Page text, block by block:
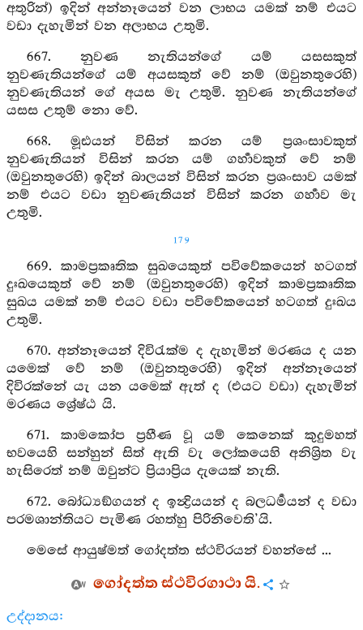
අතුරින්) ඉදින් අන්නෑයෙන් වන ලාභය යමක් නම් එයට
වඩා දැහැමින් වන අලාභය උතුමි.
667. නුවණ නැතියන්ගේ යම් යසසකුත්
නුවණැතියන්ගේ යම් අයසකුත් වේ නම් (ඔවුනතුරෙහි)
නුවණැතියන් ගේ අයස මැ උතුමි. නුවණ නැතියන්ගේ
යසස උතුම් නො වේ.
668. මූඪයන් විසින් කරන යම් ප්‍රශංසාවකුත්
නුවණැතියන් විසින් කරන යම් ගර්‍හාවකුත් වේ නම්
(ඔවුනතුරෙහි) ඉදින් බාලයන් විසින් කරන ප්‍රශංසාව යමක්
නම් එයට වඩා නුවණැතියන් විසින් කරන ගර්‍හාව මැ
උතුමි.
179
669. කාමප්‍රකෘතික සුඛයෙකුත් පවිවේකයෙන් හටගත්
දුඃඛයෙකුත් වේ නම් (ඔවුනතුරෙහි) ඉදින් කාමප්‍රකෘතික
සුඛය යමක් නම් එයට වඩා පවිවේකයෙන් හටගත් දුඃඛය
උතුමි.
670. අන්නෑයෙන් දිවිරැක්ම ද දැහැමින් මරණය ද යන
යමෙක් වේ නම් (ඔවුනතුරෙහි) ඉදින් අන්නෑයෙන්
දිවිරක්නේ යැ යන යමෙක් ඇත් ද (එයට වඩා) දැහැමින්
මරණය ශ්‍රේෂ්ඨ යි.
671. කාමකෝප ප්‍රහීණ වූ යම් කෙනෙක් කුදුමහත්
භවයෙහි සන්හුන් සිත් ඇති වැ ලෝකයෙහි අනිශ්‍රිත වැ
හැසිරෙත් නම් ඔවුන්ට ප්‍රියාප්‍රිය දැයෙක් නැති.
672. බෝධ්‍යඞ්ගයන් ද ඉන්‍ද්‍රියයන් ද බලධර්‍මයන් ද වඩා
පරමශාන්තියට පැමිණ රහත්හු පිරිනිවෙති’යි.
මෙසේ ආයුෂ්මත් ගෝදත්ත ස්ථවිරයන් වහන්සේ ...
ගෝදත්ත ස්ථවිරගාථා යි.
උද්දානය: